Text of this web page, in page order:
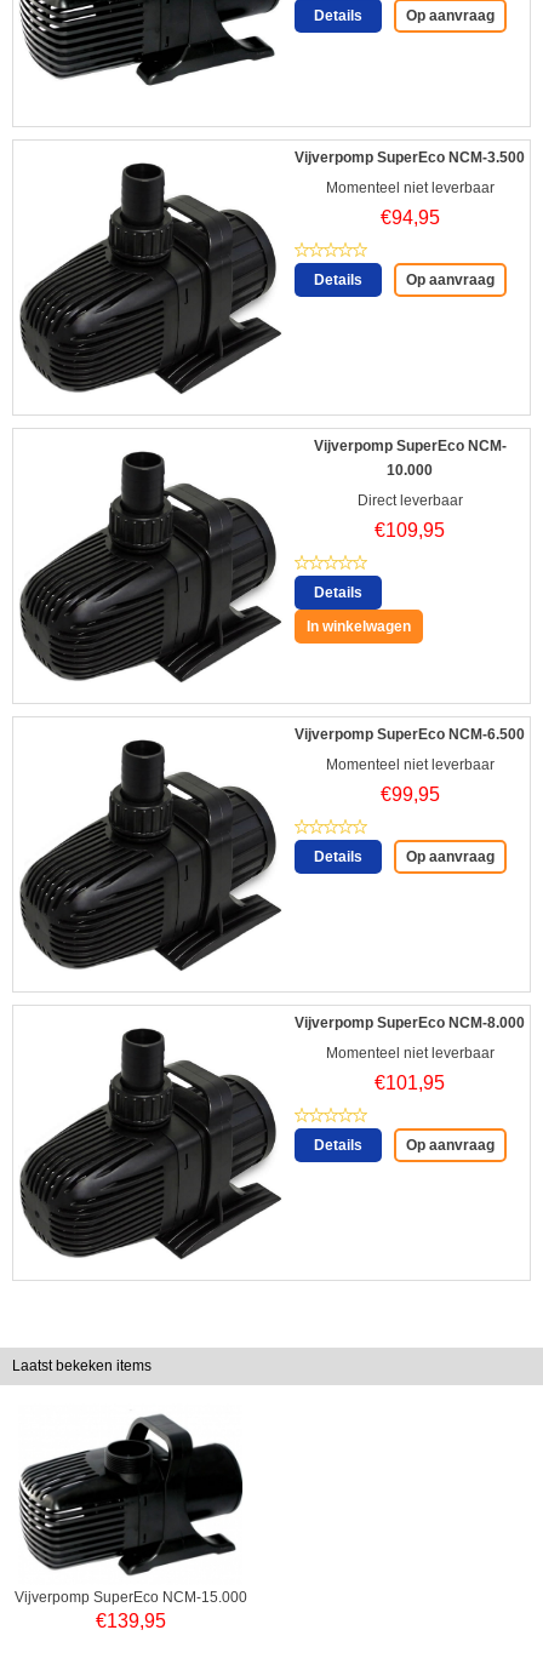
Details Op aanvraag
Vijverpomp SuperEco NCM-3.500
Momenteel niet leverbaar
€94,95
Details Op aanvraag
Vijverpomp SuperEco NCM-
10.000
Direct leverbaar
€109,95
Details
In winkelwagen
Vijverpomp SuperEco NCM-6.500
Momenteel niet leverbaar
€99,95
Details Op aanvraag
Vijverpomp SuperEco NCM-8.000
Momenteel niet leverbaar
€101,95
Details Op aanvraag
Laatst bekeken items
Vijverpomp SuperEco NCM-15.000
€139,95